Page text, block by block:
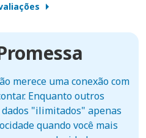
merece uma conexão com
Enquanto outros
"ilimitados" apenas
quando você mais